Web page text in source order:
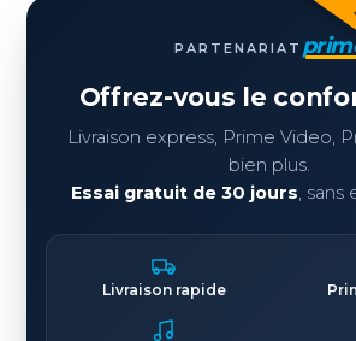
PARTENARIAT
Offrez-vous le
Livraison express, Prime Video,
bien plus.
Essai gratuit de 30 jours, sans
Livraison rapide